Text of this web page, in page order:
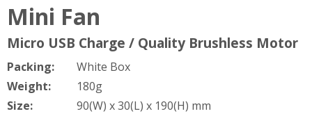
Mini Fan
Micro USB Charge / Quality Brushless Motor
Packing:
White Box
Weight:
180g
Size:
90(W) x 30(L) x 190(H) mm